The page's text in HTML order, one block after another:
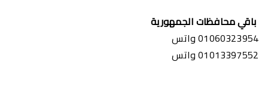
باقي محافظات الجمهورية
01060323954 واتس
01013397552 واتس